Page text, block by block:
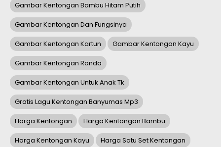
Gambar Kentongan Bambu Hitam Putih
Gambar Kentongan Dan Fungsinya
Gambar Kentongan Kartun Gambar Kentongan Kayu
Gambar Kentongan Ronda
Gambar Kentongan Untuk Anak Tk
Gratis Lagu Kentongan Banyumas Mp3
Harga Kentongan Harga Kentongan Bambu
Harga Kentongan Kayu Harga Satu Set Kentongan